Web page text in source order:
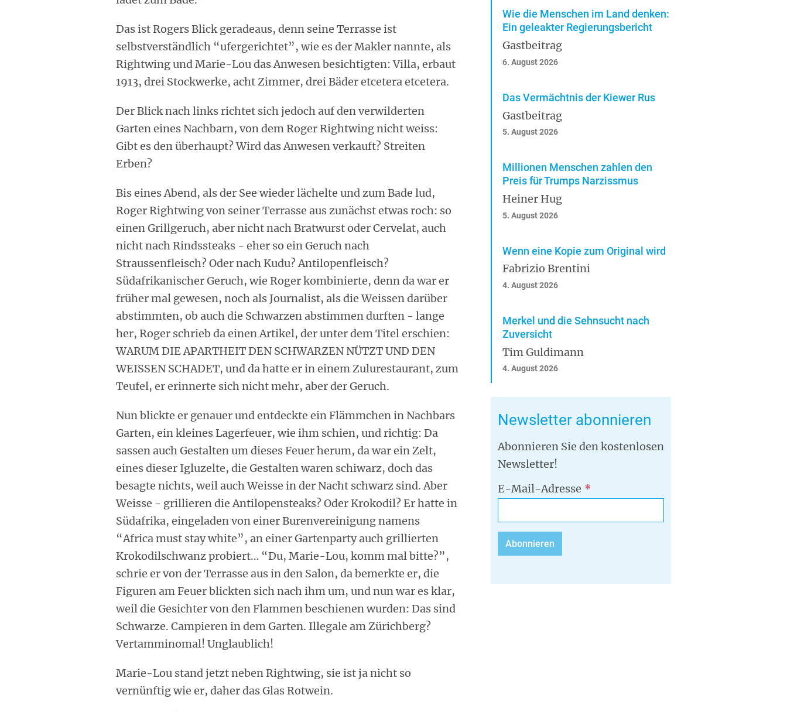
Das ist Rogers Blick geradeaus, denn seine Terrasse ist
selbstverständlich “ufergerichtet”, wie es der Makler nannte, als
Rightwing und Marie-Lou das Anwesen besichtigten: Villa, erbaut
1913, drei Stockwerke, acht Zimmer, drei Bäder etcetera etcetera.
Der Blick nach links richtet sich jedoch auf den verwilderten
Garten eines Nachbarn, von dem Roger Rightwing nicht weiss:
Gibt es den überhaupt? Wird das Anwesen verkauft? Streiten
Erben?
Bis eines Abend, als der See wieder lächelte und zum Bade lud,
Roger Rightwing von seiner Terrasse aus zunächst etwas roch: so
einen Grillgeruch, aber nicht nach Bratwurst oder Cervelat, auch
nicht nach Rindssteaks - eher so ein Geruch nach
Straussenfleisch? Oder nach Kudu? Antilopenfleisch?
Südafrikanischer Geruch, wie Roger kombinierte, denn da war er
früher mal gewesen, noch als Journalist, als die Weissen darüber
abstimmten, ob auch die Schwarzen abstimmen durften - lange
her, Roger schrieb da einen Artikel, der unter dem Titel erschien:
WARUM DIE APARTHEIT DEN SCHWARZEN NÜTZT UND DEN
WEISSEN SCHADET, und da hatte er in einem Zulurestaurant, zum
Teufel, er erinnerte sich nicht mehr, aber der Geruch.
Nun blickte er genauer und entdeckte ein Flämmchen in Nachbars
Garten, ein kleines Lagerfeuer, wie ihm schien, und richtig: Da
sassen auch Gestalten um dieses Feuer herum, da war ein Zelt,
eines dieser Igluzelte, die Gestalten waren schiwarz, doch das
besagte nichts, weil auch Weisse in der Nacht schwarz sind. Aber
Weisse - grillieren die Antilopensteaks? Oder Krokodil? Er hatte in
Südafrika, eingeladen von einer Burenvereinigung namens
“Africa must stay white”, an einer Gartenparty auch grillierten
Krokodilschwanz probiert… “Du, Marie-Lou, komm mal bitte?”,
schrie er von der Terrasse aus in den Salon, da bemerkte er, die
Figuren am Feuer blickten sich nach ihm um, und nun war es klar,
weil die Gesichter von den Flammen beschienen wurden: Das sind
Schwarze. Campieren in dem Garten. Illegale am Zürichberg?
Vertamminomal! Unglaublich!
Marie-Lou stand jetzt neben Rightwing, sie ist ja nicht so
vernünftig wie er, daher das Glas Rotwein.
Wie die Menschen im Land denken:
Ein geleakter Regierungsbericht
Gastbeitrag
6. August 2026
Das Vermächtnis der Kiewer Rus
Gastbeitrag
5. August 2026
Millionen Menschen zahlen den
Preis für Trumps Narzissmus
Heiner Hug
5. August 2026
Wenn eine Kopie zum Original wird
Fabrizio Brentini
4. August 2026
Merkel und die Sehnsucht nach
Zuversicht
Tim Guldimann
4. August 2026
Newsletter abonnieren
Abonnieren Sie den kostenlosen
Newsletter!
E-Mail-Adresse